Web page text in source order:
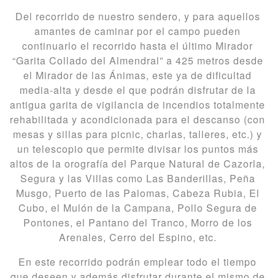
Del recorrido de nuestro sendero, y para aquellos
amantes de caminar por el campo pueden
continuarlo el recorrido hasta el último Mirador
“Garita Collado del Almendral” a 425 metros desde
el Mirador de las Ánimas, este ya de dificultad
media-alta y desde el que podrán disfrutar de la
antigua garita de vigilancia de incendios totalmente
rehabilitada y acondicionada para el descanso (con
mesas y sillas para picnic, charlas, talleres, etc.) y
un telescopio que permite divisar los puntos más
altos de la orografía del Parque Natural de Cazorla,
Segura y las Villas como Las Banderillas, Peña
Musgo, Puerto de las Palomas, Cabeza Rubia, El
Cubo, el Mulón de la Campana, Pollo Segura de
Pontones, el Pantano del Tranco, Morro de los
Arenales, Cerro del Espino, etc.
En este recorrido podrán emplear todo el tiempo